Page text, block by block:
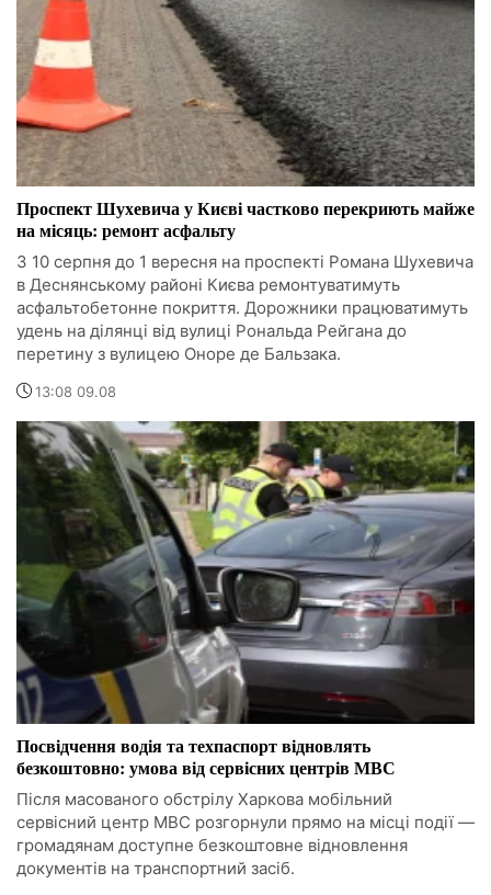
Проспект Шухевича у Києві частково перекриють майже
на місяць: ремонт асфальту
З 10 серпня до 1 вересня на проспекті Романа Шухевича
в Деснянському районі Києва ремонтуватимуть
асфальтобетонне покриття. Дорожники працюватимуть
удень на ділянці від вулиці Рональда Рейгана до
перетину з вулицею Оноре де Бальзака.
13:08 09.08
Посвідчення водія та техпаспорт відновлять
безкоштовно: умова від сервісних центрів МВС
Після масованого обстрілу Харкова мобільний
сервісний центр МВС розгорнули прямо на місці події —
громадянам доступне безкоштовне відновлення
документів на транспортний засіб.